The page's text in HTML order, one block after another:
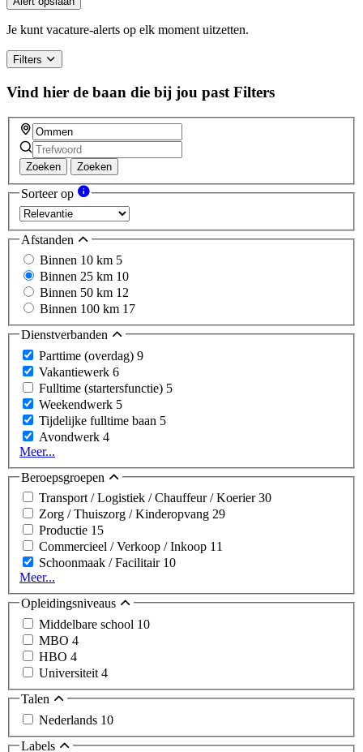
Je kunt vacature-alerts op elk moment uitzetten.
Filters
Vind hier de baan die bij jou past Filters
Zoeken Zoeken
Sorteer op
Afstanden
Binnen 10 km 5
Binnen 25 km 10
Binnen 50 km 12
Binnen 100 km 17
Dienstverbanden
Parttime (overdag) 9
Vakantiewerk 6
Fulltime (startersfunctie) 5
Weekendwerk 5
Tijdelijke fulltime baan 5
Avondwerk 4
Meer...
Beroepsgroepen
Transport / Logistiek / Chauffeur / Koerier30
Zorg / Thuiszorg / Kinderopvang 29
Productie 15
Commercieel / Verkoop / Inkoop 11
Schoonmaak / Facilitair 10
Meer...
Opleidingsniveaus
Middelbare school 10
MBO 4
HBO 4
Universiteit 4
Talen
Nederlands 10
Labels